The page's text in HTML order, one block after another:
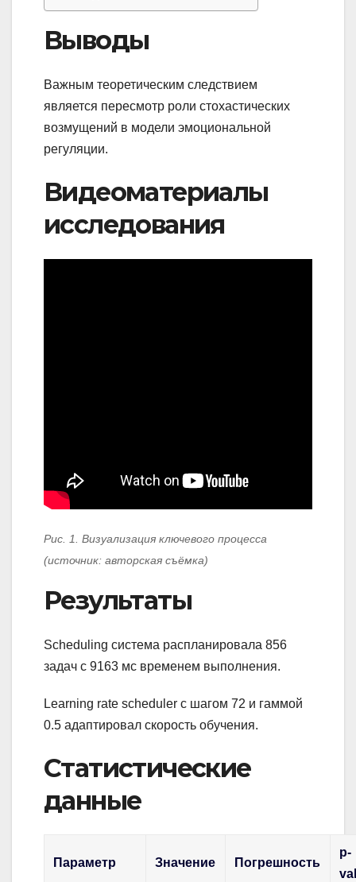
Выводы
Важным теоретическим следствием
является пересмотр роли стохастических
возмущений в модели эмоциональной
регуляции.
Видеоматериалы
исследования
Рис. 1. Визуализация ключевого процесса
(источник: авторская съёмка)
Результаты
Scheduling система распланировала 856
задач с 9163 мс временем выполнения.
Learning rate scheduler с шагом 72 и гаммой
0.5 адаптировал скорость обучения.
Статистические
данные
Параметр Значение Погрешность
p-